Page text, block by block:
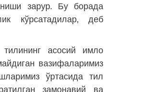
зарур. Бу борада
кўрсатадилар, деб
асосий имло
вазифаларимиз
ўртасида тил
замонавий ва